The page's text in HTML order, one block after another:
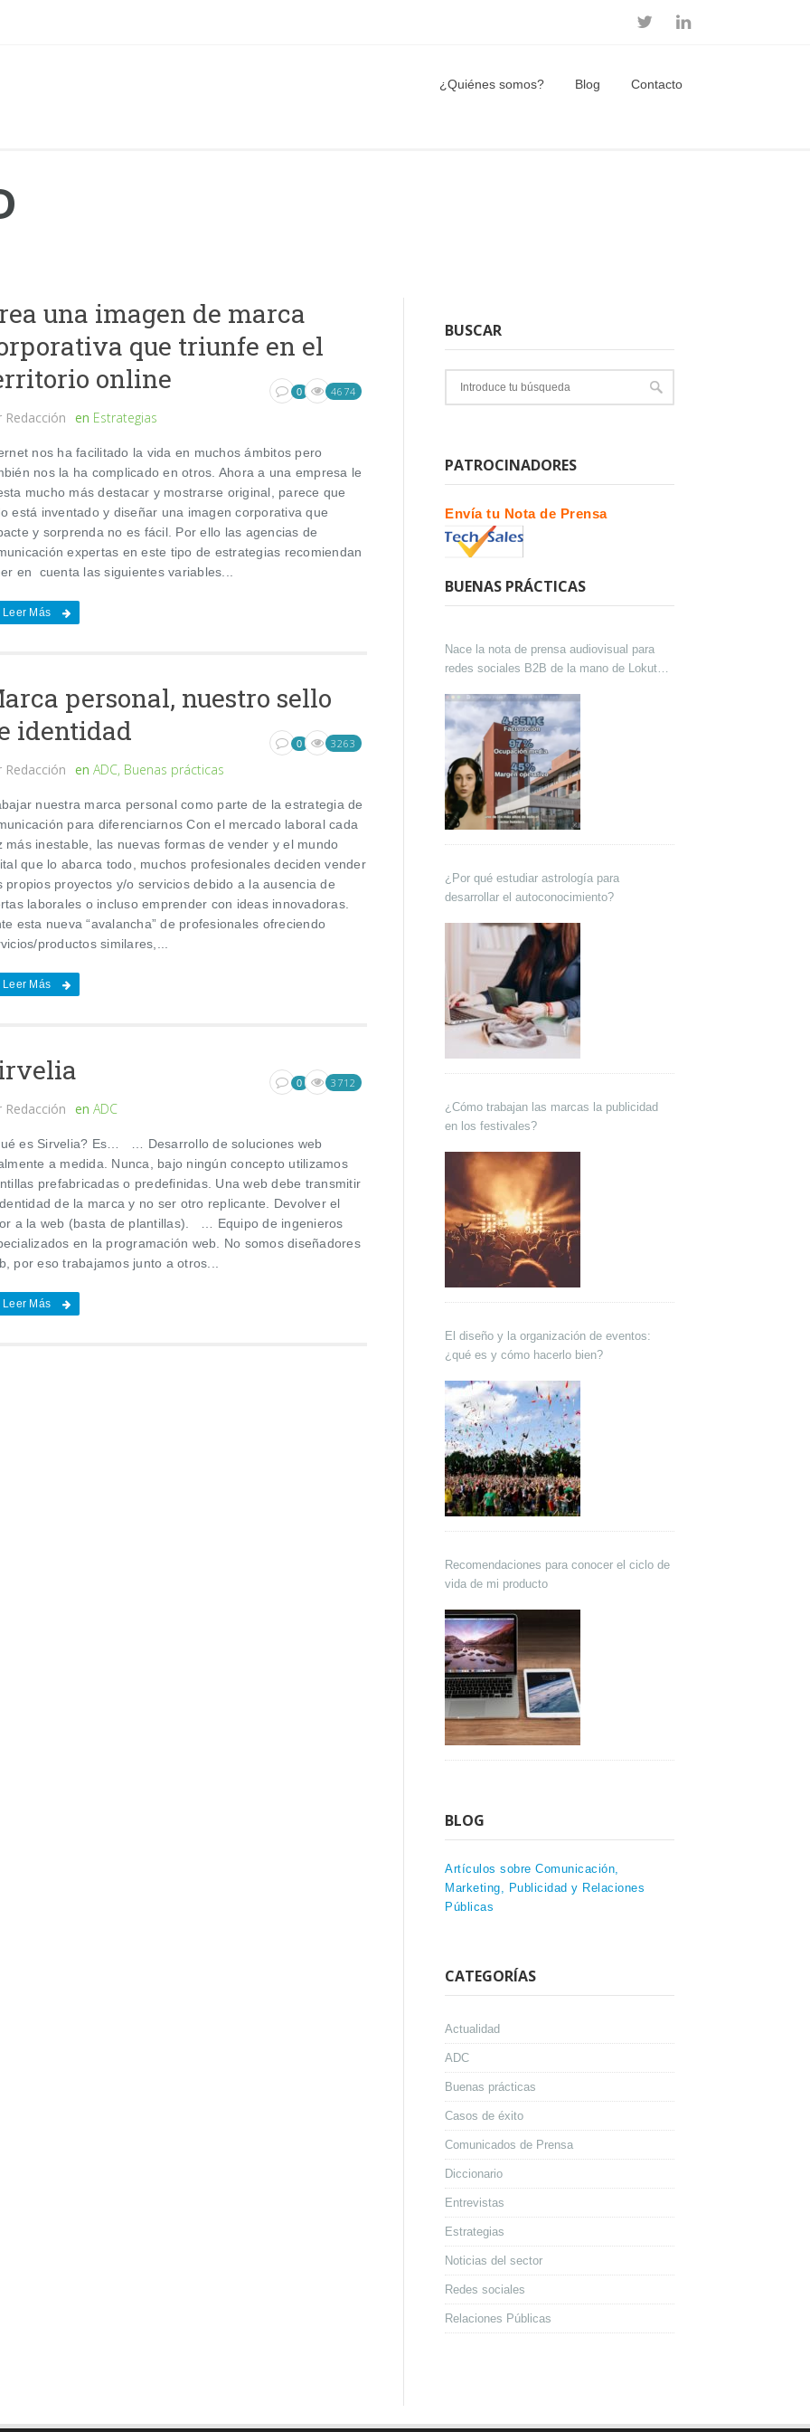
¿Quiénes somos? Blog Contacto
una imagen de marca
que triunfe en el
online
Redacción en Estrategias
0 4674
nos ha facilitado la vida en muchos ámbitos pero
nos la ha complicado en otros. Ahora a una empresa le
mucho más destacar y mostrarse original, parece que
está inventado y diseñar una imagen corporativa que
y sorprenda no es fácil. Por ello las agencias de
expertas en este tipo de estrategias recomiendan
en cuenta las siguientes variables...
Leer Más
personal, nuestro sello
identidad
Redacción en ADC, Buenas prácticas
0 3263
nuestra marca personal como parte de la estrategia de
para diferenciarnos Con el mercado laboral cada
más inestable, las nuevas formas de vender y el mundo
que lo abarca todo, muchos profesionales deciden vender
propios proyectos y/o servicios debido a la ausencia de
laborales o incluso emprender con ideas innovadoras.
esta nueva “avalancha” de profesionales ofreciendo
productos similares,...
Leer Más
Redacción en ADC
0 3712
es Sirvelia? Es… … Desarrollo de soluciones web
a medida. Nunca, bajo ningún concepto utilizamos
prefabricadas o predefinidas. Una web debe transmitir
de la marca y no ser otro replicante. Devolver el
a la web (basta de plantillas). … Equipo de ingenieros
en la programación web. No somos diseñadores
por eso trabajamos junto a otros...
Leer Más
BUSCAR
PATROCINADORES
Envía tu Nota de Prensa
BUENAS PRÁCTICAS
Nace la nota de prensa audiovisual para
redes sociales B2B de la mano de Lokutor
¿Por qué estudiar astrología para
desarrollar el autoconocimiento?
¿Cómo trabajan las marcas la publicidad
en los festivales?
El diseño y la organización de eventos:
¿qué es y cómo hacerlo bien?
Recomendaciones para conocer el ciclo de
vida de mi producto
BLOG
Artículos sobre Comunicación,
Marketing, Publicidad y Relaciones
Públicas
CATEGORÍAS
Actualidad
ADC
Buenas prácticas
Casos de éxito
Comunicados de Prensa
Diccionario
Entrevistas
Estrategias
Noticias del sector
Redes sociales
Relaciones Públicas